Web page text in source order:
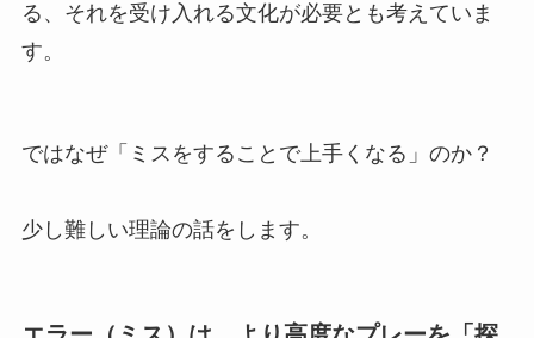
る、それを受け入れる文化が必要とも考えていま
す。
ではなぜ「ミスをすることで上手くなる」のか？
少し難しい理論の話をします。